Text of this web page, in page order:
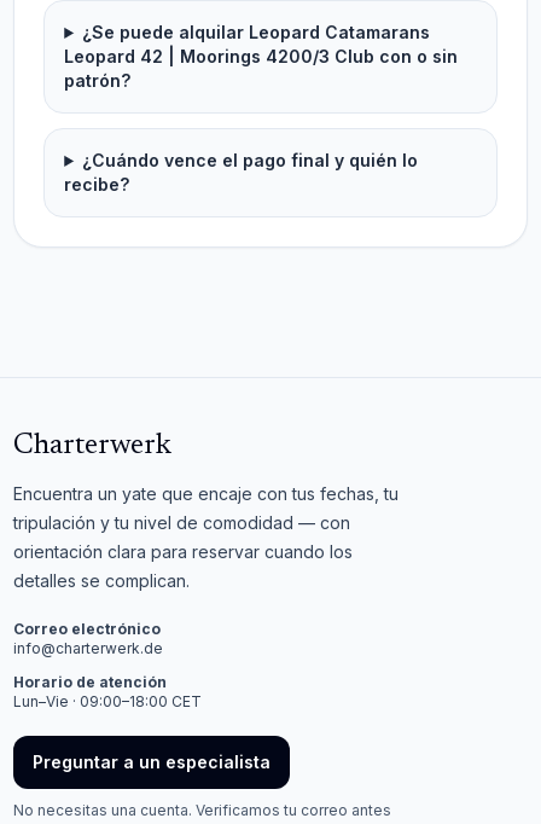
¿Se puede alquilar Leopard Catamarans
Leopard 42 | Moorings 4200/3 Club con o sin
patrón?
¿Cuándo vence el pago final y quién lo
recibe?
Charterwerk
Encuentra un yate que encaje con tus fechas, tu
tripulación y tu nivel de comodidad — con
orientación clara para reservar cuando los
detalles se complican.
Correo electrónico
info@charterwerk.de
Horario de atención
Lun–Vie · 09:00–18:00 CET
Preguntar a un especialista
No necesitas una cuenta. Verificamos tu correo antes